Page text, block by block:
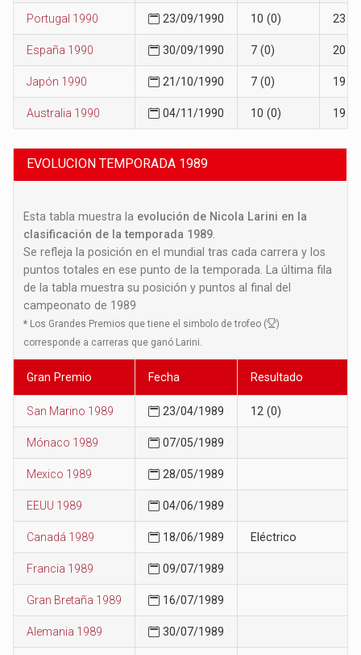
Portugal 1990 23/09/1990 10 (0) 23
España 1990 30/09/1990 7 (0) 20
Japón 1990 21/10/1990 7 (0) 19
Australia 1990 04/11/1990 10 (0) 19
EVOLUCION TEMPORADA 1989
Esta tabla muestra la evolución de Nicola Larini en la
clasificación de la temporada 1989
Se refleja la posición en el mundial tras cada carrera y los
puntos totales en ese punto de la temporada. La última fila
de la tabla muestra su posición y puntos al final del
campeonato de 1989
* Los Grandes Premios que tiene el simbolo de trofeo (
)
corresponde a carreras que ganó Larini.
Gran Premio Fecha Resultado
San Marino 1989 23/04/1989 12 (0)
Mónaco 1989 07/05/1989
Mexico 1989 28/05/1989
EEUU 1989 04/06/1989
Canadá 1989 18/06/1989 Eléctrico
Francia 1989 09/07/1989
Gran Bretaña 1989 16/07/1989
Alemania 1989 30/07/1989